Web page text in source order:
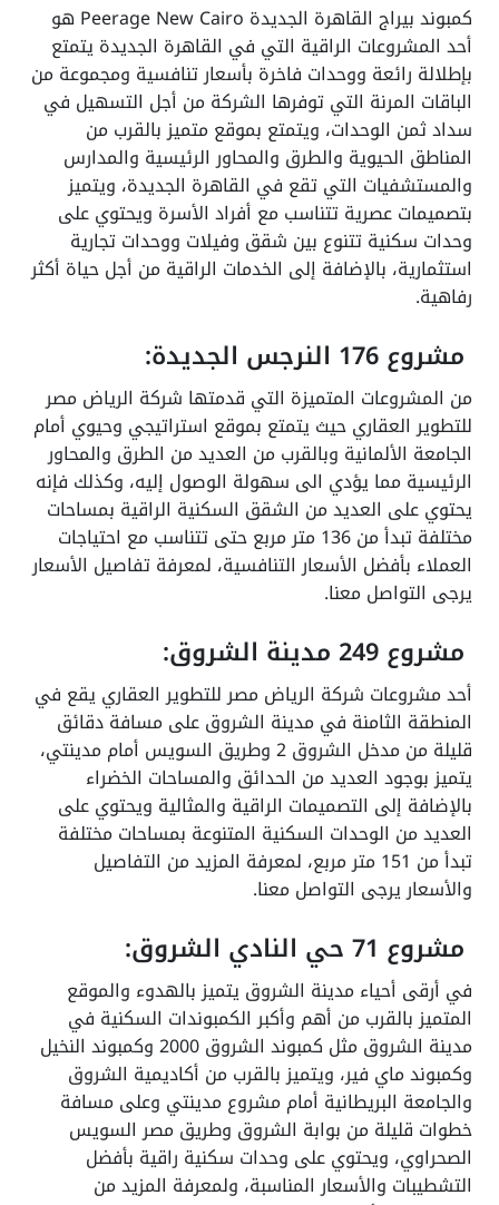
كمبوند بيراج القاهرة الجديدة Peerage New Cairo هو
أحد المشروعات الراقية التي في القاهرة الجديدة يتمتع
بإطلالة رائعة ووحدات فاخرة بأسعار تنافسية ومجموعة من
الباقات المرنة التي توفرها الشركة من أجل التسهيل في
سداد ثمن الوحدات، ويتمتع بموقع متميز بالقرب من
المناطق الحيوية والطرق والمحاور الرئيسية والمدارس
والمستشفيات التي تقع في القاهرة الجديدة، ويتميز
بتصميمات عصرية تتناسب مع أفراد الأسرة ويحتوي على
وحدات سكنية تتنوع بين شقق وفيلات ووحدات تجارية
استثمارية، بالإضافة إلى الخدمات الراقية من أجل حياة أكثر
رفاهية.
مشروع 176 النرجس الجديدة:
من المشروعات المتميزة التي قدمتها شركة الرياض مصر
للتطوير العقاري حيث يتمتع بموقع استراتيجي وحيوي أمام
الجامعة الألمانية وبالقرب من العديد من الطرق والمحاور
الرئيسية مما يؤدي الى سهولة الوصول إليه، وكذلك فإنه
يحتوي على العديد من الشقق السكنية الراقية بمساحات
مختلفة تبدأ من 136 متر مربع حتى تتناسب مع احتياجات
العملاء بأفضل الأسعار التنافسية، لمعرفة تفاصيل الأسعار
يرجى التواصل معنا.
مشروع 249 مدينة الشروق:
أحد مشروعات شركة الرياض مصر للتطوير العقاري يقع في
المنطقة الثامنة في مدينة الشروق على مسافة دقائق
قليلة من مدخل الشروق 2 وطريق السويس أمام مدينتي،
يتميز بوجود العديد من الحدائق والمساحات الخضراء
بالإضافة إلى التصميمات الراقية والمثالية ويحتوي على
العديد من الوحدات السكنية المتنوعة بمساحات مختلفة
تبدأ من 151 متر مربع، لمعرفة المزيد من التفاصيل
والأسعار يرجى التواصل معنا.
مشروع 71 حي النادي الشروق:
في أرقى أحياء مدينة الشروق يتميز بالهدوء والموقع
المتميز بالقرب من أهم وأكبر الكمبوندات السكنية في
مدينة الشروق مثل كمبوند الشروق 2000 وكمبوند النخيل
وكمبوند ماي فير، ويتميز بالقرب من أكاديمية الشروق
والجامعة البريطانية أمام مشروع مدينتي وعلى مسافة
خطوات قليلة من بوابة الشروق وطريق مصر السويس
الصحراوي، ويحتوي على وحدات سكنية راقية بأفضل
التشطيبات والأسعار المناسبة، ولمعرفة المزيد من